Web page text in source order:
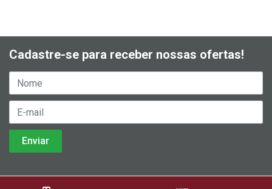
Cadastre-se para receber nossas ofertas!